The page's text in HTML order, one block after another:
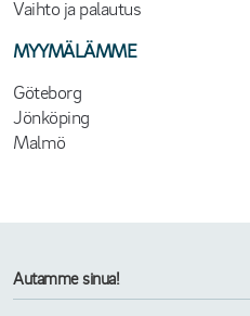
Vaihto ja palautus
MYYMÄLÄMME
Göteborg
Jönköping
Malmö
Autamme sinua!